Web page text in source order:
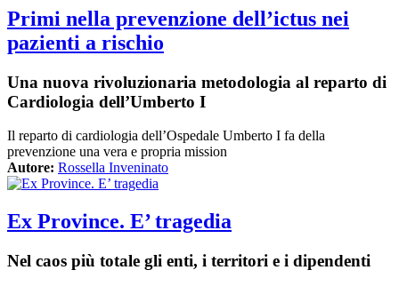
Primi nella prevenzione dell’ictus nei
pazienti a rischio
Una nuova rivoluzionaria metodologia al reparto di
Cardiologia dell’Umberto I
Il reparto di cardiologia dell’Ospedale Umberto I fa della
prevenzione una vera e propria mission
Autore: Rossella Inveninato
Ex Province. E’ tragedia
Nel caos più totale gli enti, i territori e i dipendenti